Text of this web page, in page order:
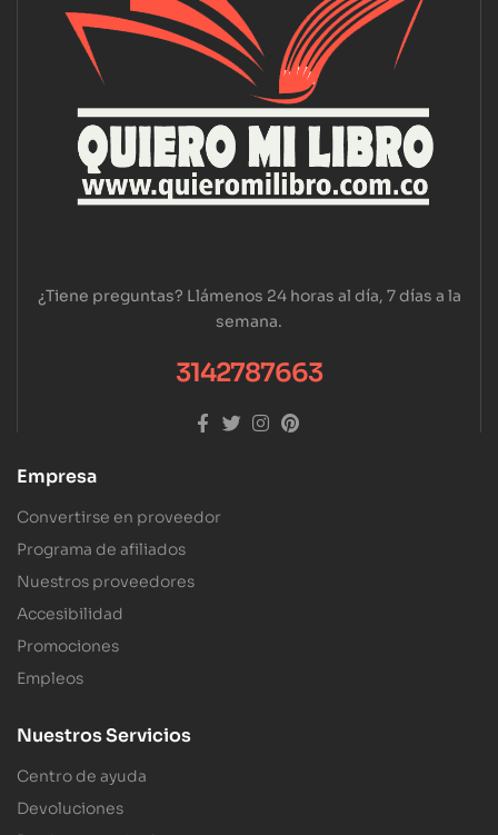
¿Tiene preguntas? Llámenos 24 horas al día, 7 días a la
semana.
3142787663
Empresa
Convertirse en proveedor
Programa de afiliados
Nuestros proveedores
Accesibilidad
Promociones
Empleos
Nuestros Servicios
Centro de ayuda
Devoluciones